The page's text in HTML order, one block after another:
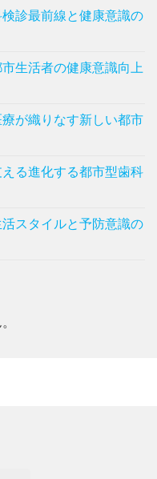
診最前線と健康意識の
生活者の健康意識向上
が織りなす新しい都市
る進化する都市型歯科
スタイルと予防意識の